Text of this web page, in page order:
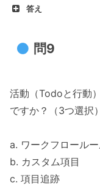
答え
問9
活動（Todoと行動
ですか？（3つ選択）
a. ワークフロール
b. カスタム項目
c. 項目追跡